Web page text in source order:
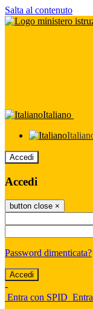
Salta al contenuto
Italiano
Accedi
Accedi
button close ×
Password dimenticata?
-
Entra con SPID